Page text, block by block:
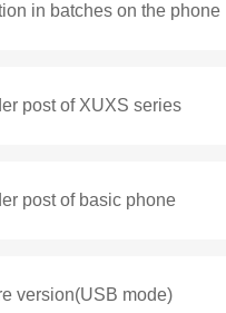
in batches on the phone
post of XUXS series
post of basic phone
version(USB mode)